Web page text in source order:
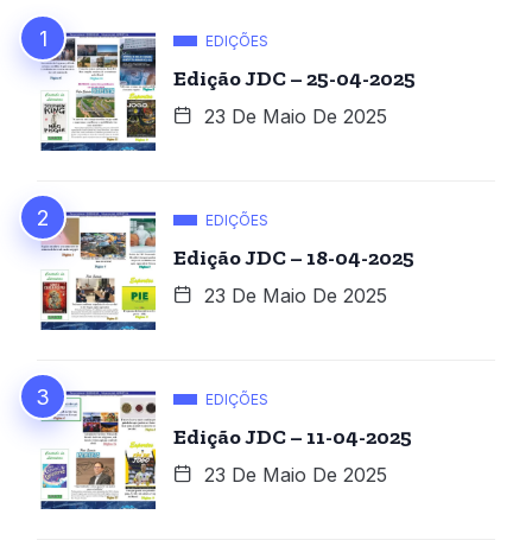
EDIÇÕES
Edição JDC – 25-04-2025
23 De Maio De 2025
EDIÇÕES
Edição JDC – 18-04-2025
23 De Maio De 2025
EDIÇÕES
Edição JDC – 11-04-2025
23 De Maio De 2025